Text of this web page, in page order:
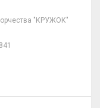
"КРУЖОК"